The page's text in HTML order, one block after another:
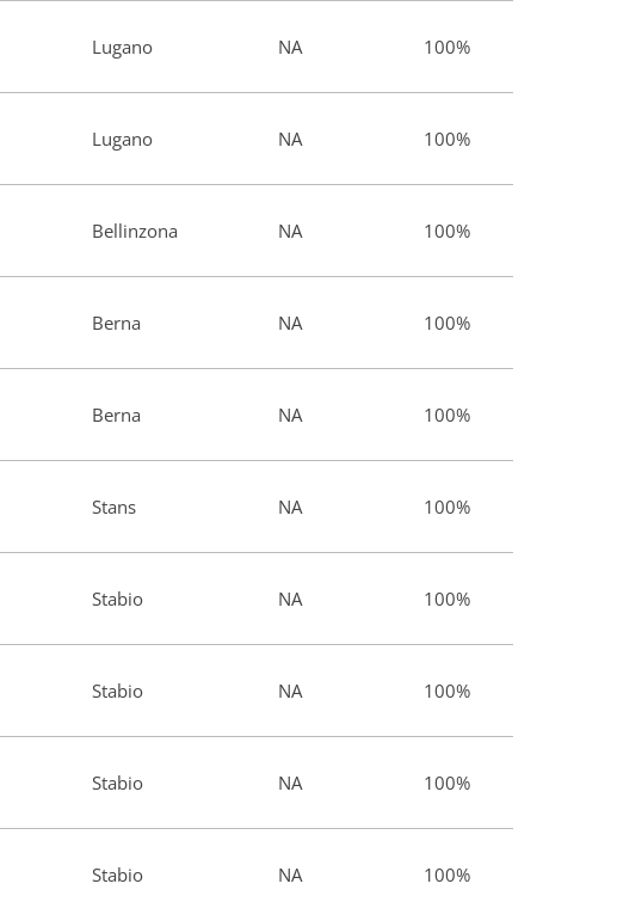
Lugano NA 100%
Lugano NA 100%
Bellinzona NA 100%
Berna NA 100%
Berna NA 100%
Stans NA 100%
Stabio NA 100%
Stabio NA 100%
Stabio NA 100%
Stabio NA 100%